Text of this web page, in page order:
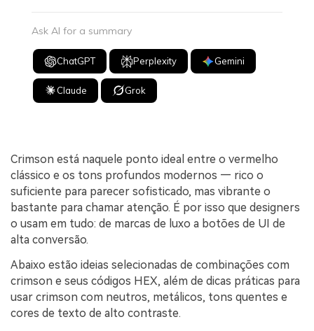
Ask AI for a summary
ChatGPT Perplexity Gemini
Claude Grok
Crimson está naquele ponto ideal entre o vermelho
clássico e os tons profundos modernos — rico o
suficiente para parecer sofisticado, mas vibrante o
bastante para chamar atenção. É por isso que designers
o usam em tudo: de marcas de luxo a botões de UI de
alta conversão.
Abaixo estão ideias selecionadas de combinações com
crimson e seus códigos HEX, além de dicas práticas para
usar crimson com neutros, metálicos, tons quentes e
cores de texto de alto contraste.